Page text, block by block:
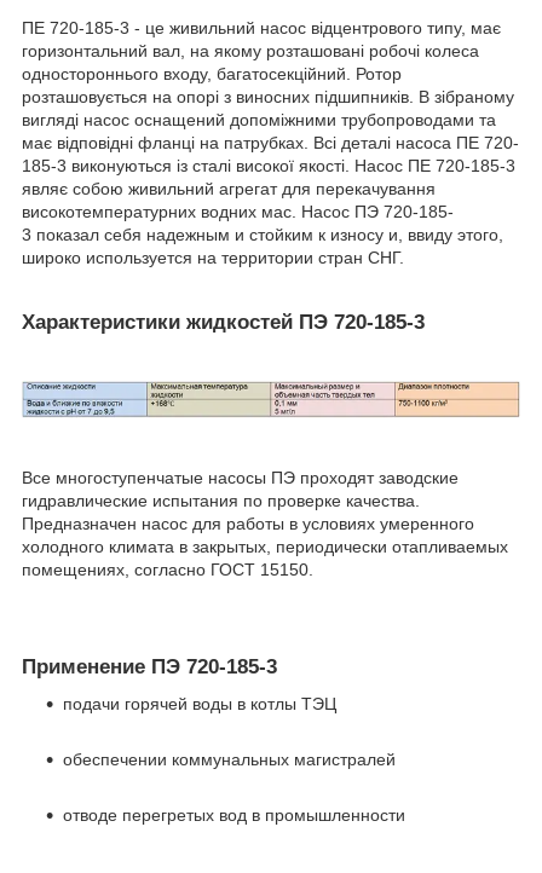
ПЕ 720-185-3 - це живильний насос відцентрового типу, має
горизонтальний вал, на якому розташовані робочі колеса
одностороннього входу, багатосекційний. Ротор
розташовується на опорі з виносних підшипників. В зібраному
вигляді насос оснащений допоміжними трубопроводами та
має відповідні фланці на патрубках. Всі деталі насоса ПЕ 720-
185-3 виконуються із сталі високої якості. Насос ПЕ 720-185-3
являє собою живильний агрегат для перекачування
високотемпературних водних мас. Насос ПЭ 720-185-
3 показал себя надежным и стойким к износу и, ввиду этого,
широко используется на территории стран СНГ.
Характеристики жидкостей ПЭ 720-185-3
Все многоступенчатые насосы ПЭ проходят заводские
гидравлические испытания по проверке качества.
Предназначен насос для работы в условиях умеренного
холодного климата в закрытых, периодически отапливаемых
помещениях, согласно ГОСТ 15150.
Применение ПЭ 720-185-3
подачи горячей воды в котлы ТЭЦ
обеспечении коммунальных магистралей
отводе перегретых вод в промышленности